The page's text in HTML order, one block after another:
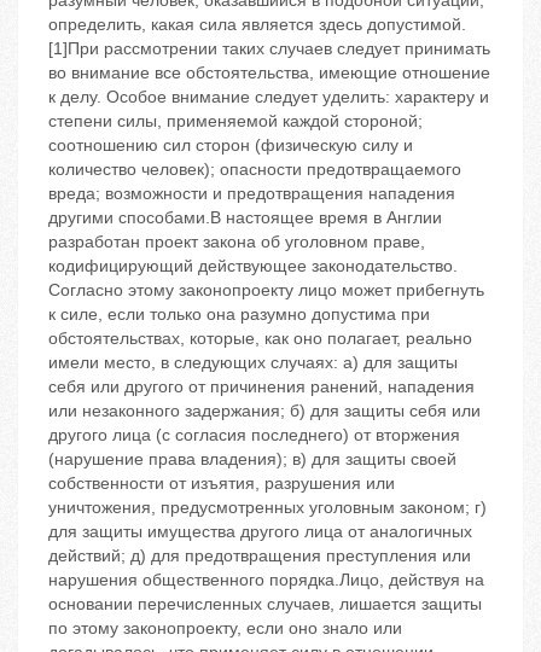
определить, какая сила является здесь допустимой.
[1]При рассмотрении таких случаев следует принимать
во внимание все обстоятельства, имеющие отношение
к делу. Особое внимание следует уделить: характеру и
степени силы, применяемой каждой стороной;
соотношению сил сторон (физическую силу и
количество человек); опасности предотвращаемого
вреда; возможности и предотвращения нападения
другими способами.В настоящее время в Англии
разработан проект закона об уголовном праве,
кодифицирующий действующее законодательство.
Согласно этому законопроекту лицо может прибегнуть
к силе, если только она разумно допустима при
обстоятельствах, которые, как оно полагает, реально
имели место, в следующих случаях: а) для защиты
себя или другого от причинения ранений, нападения
или незаконного задержания; б) для защиты себя или
другого лица (с согласия последнего) от вторжения
(нарушение права владения); в) для защиты своей
собственности от изъятия, разрушения или
уничтожения, предусмотренных уголовным законом; г)
для защиты имущества другого лица от аналогичных
действий; д) для предотвращения преступления или
нарушения общественного порядка.Лицо, действуя на
основании перечисленных случаев, лишается защиты
по этому законопроекту, если оно знало или